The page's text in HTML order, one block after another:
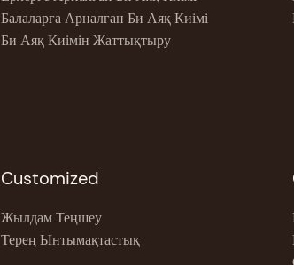
Балаларға Арналған Би Аяқ Киімі
Би Аяқ Киімін Жаттықтыру
Customized
Жылдам Теңшеу
Терең Ынтымақтастық